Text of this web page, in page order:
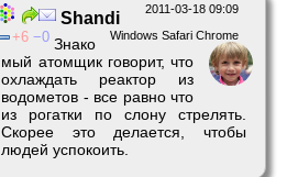
2011-03-18 09:09
Windows Safari Chrome
6 0
Shandi
Знако
мый атомщик говорит, что
охлаждать реактор из
водометов - все равно что
из рогатки по слону стрелять.
Скорее это делается, чтобы
людей успокоить.